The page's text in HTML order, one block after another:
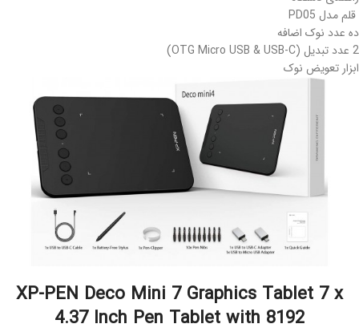
قلم مدل PD05
ده عدد نوک اضافه
2 عدد تبدیل (OTG Micro USB & USB-C)
ابزار تعویض نوک
XP-PEN Deco Mini 7 Graphics Tablet 7 x
4.37 Inch Pen Tablet with 8192